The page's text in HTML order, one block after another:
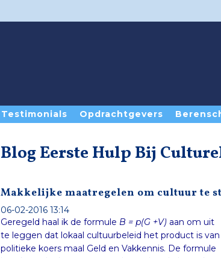
Testimonials Opdrachtgevers
Blog Eerste Hulp Bij
Makkelijke maatregelen om cultuur te
06-02-2016 13:14
Geregeld haal ik de formule B = p(G +V) aan om uit
te leggen dat lokaal cultuurbeleid het product is van
politieke koers maal Geld en Vakkennis. De formule
betekent dat in gemeenten het culturele leven kan
floreren als de politiek een duidelijke koers volgt,
hieraan budget koppelt en als de politieke lijn wordt
gesteund door kennis van de manier waarop de
sector en de samenleving functioneren. Is er geen
politieke koers (p=0), dan is er ook geen beleid. Is er
echter geen of weinig geld (G=0), dan kan er toch